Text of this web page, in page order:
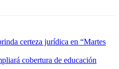
certeza jurídica en “Martes
cobertura de educación